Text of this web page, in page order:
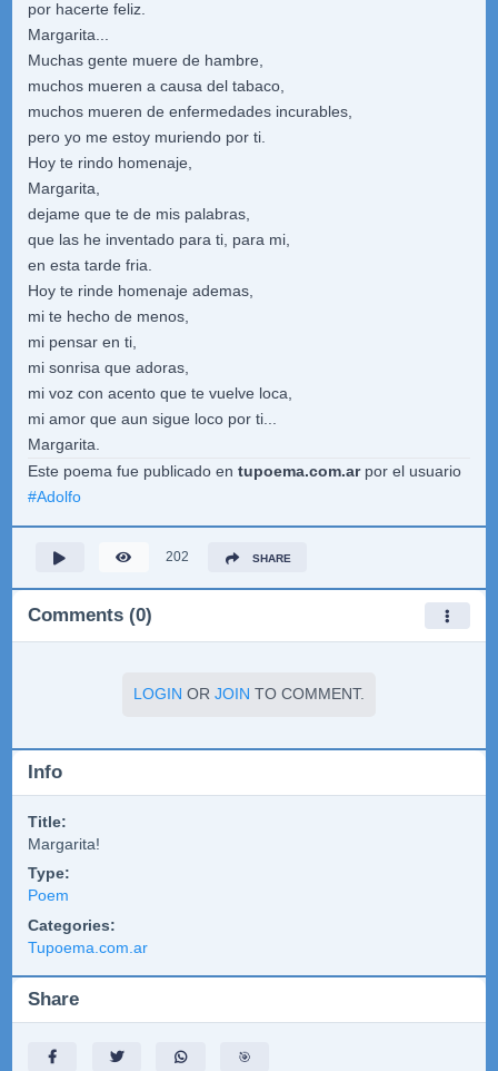
por hacerte feliz.
Margarita...
Muchas gente muere de hambre,
muchos mueren a causa del tabaco,
muchos mueren de enfermedades incurables,
pero yo me estoy muriendo por ti.
Hoy te rindo homenaje,
Margarita,
dejame que te de mis palabras,
que las he inventado para ti, para mi,
en esta tarde fria.
Hoy te rinde homenaje ademas,
mi te hecho de menos,
mi pensar en ti,
mi sonrisa que adoras,
mi voz con acento que te vuelve loca,
mi amor que aun sigue loco por ti...
Margarita.
Este poema fue publicado en tupoema.com.arpor el usuario
#Adolfo
202 SHARE
Comments (0)
LOGIN OR JOIN TO COMMENT.
Info
Title:
Margarita!
Type:
Poem
Categories:
Tupoema.com.ar
Share
🎯